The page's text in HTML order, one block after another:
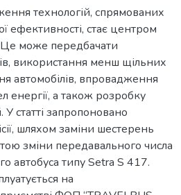
технологій, спрямованих
ефективності, стає центром
Це може передбачати
використання менш щільних
автомобілів, впровадження
енергії, а також розробку
статті запропоновано
шляхом заміни шестерень
зміни передавального числа
автобуса типу Setra S 417.
на